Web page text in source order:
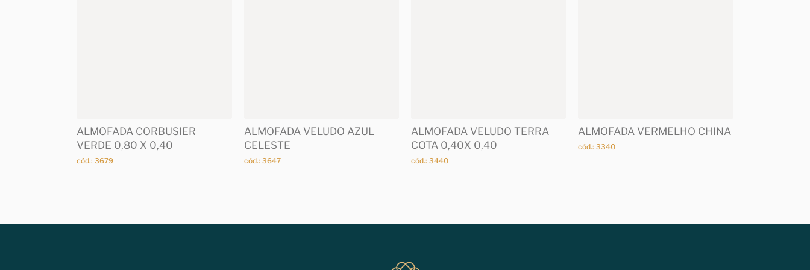
ALMOFADA CORBUSIER
VERDE 0,80 X 0,40
cód.: 3679
ALMOFADA VELUDO AZUL
CELESTE
cód.: 3647
ALMOFADA VELUDO TERRA
COTA 0,40X 0,40
cód.: 3440
ALMOFADA VERMELHO CHINA
cód.: 3340